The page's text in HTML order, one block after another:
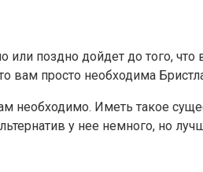
или поздно дойдет до того,
вам просто необходима
необходимо. Иметь такое
у нее немного, но